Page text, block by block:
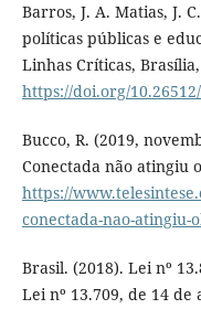
Barros, J. A. Matias, J.
políticas públicas e
Linhas Críticas, Brasília,
https://doi.org/
Bucco, R. (2019,
Conectada não atingiu
https://
conectada-nao-atingiu-
Brasil. (2018). Lei nº
Lei nº 13.709, de 14